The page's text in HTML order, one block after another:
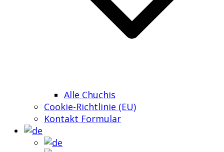
Alle Chuchis
Cookie-Richtlinie (EU)
Kontakt Formular